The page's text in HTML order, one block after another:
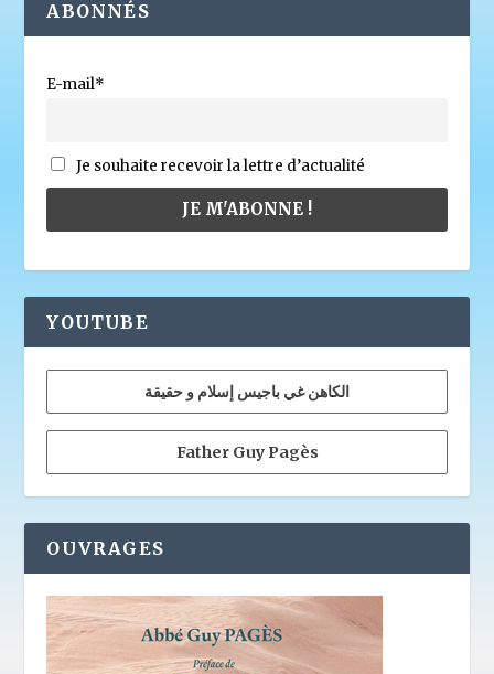
ABONNÉS
E-mail*
Je souhaite recevoir la lettre d’actualité
YOUTUBE
الكاهن غي باجيس إسلام و حقيقة
Father Guy Pagès
OUVRAGES